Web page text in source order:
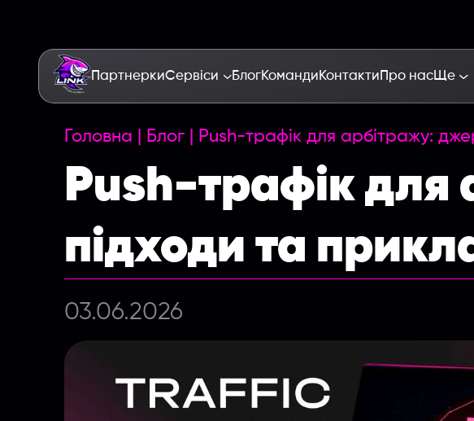
ПартнеркиСервіси БлогКоманди КонтактиПро насЩе
Головна Блог Push-трафік для арбітражу:
Push-трафік
підходи та
03.06.2026